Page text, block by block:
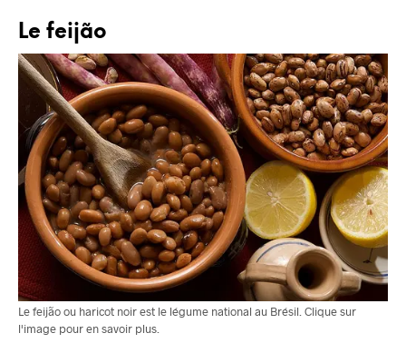
Le feijão
Le feijão ou haricot noir est le légume national au Brésil. Clique sur
l'image pour en savoir plus.